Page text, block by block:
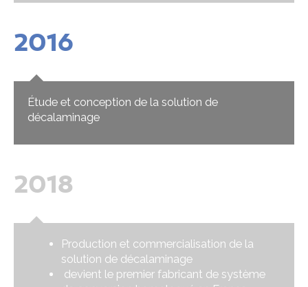
2016
Étude et conception de la solution de
décalaminage
2018
Production et commercialisation de la
solution de décalaminage
devient le premier fabricant de système